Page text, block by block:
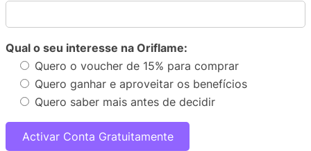
Qual o seu interesse na Oriflame:
Quero o voucher de 15% para comprar
Quero ganhar e aproveitar os benefícios
Quero saber mais antes de decidir